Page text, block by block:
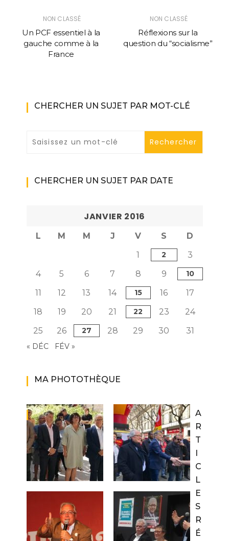
NON CLASSÉ
Un PCF essentiel à la
gauche comme à la
France
NON CLASSÉ
Réflexions sur la
question du “socialisme”
CHERCHER UN SUJET PAR MOT-CLÉ
CHERCHER UN SUJET PAR DATE
JANVIER 2016
L M M J V S
D
1
2
3
4
5 6 7 8 9 10
11 12 13 14 15 16
17
18
19 20 21 22 23
24
25
26 27 28 29 30 31
« DÉC FÉV »
MA PHOTOTHÈQUE
A
R
T
C
L
E
S
R
É